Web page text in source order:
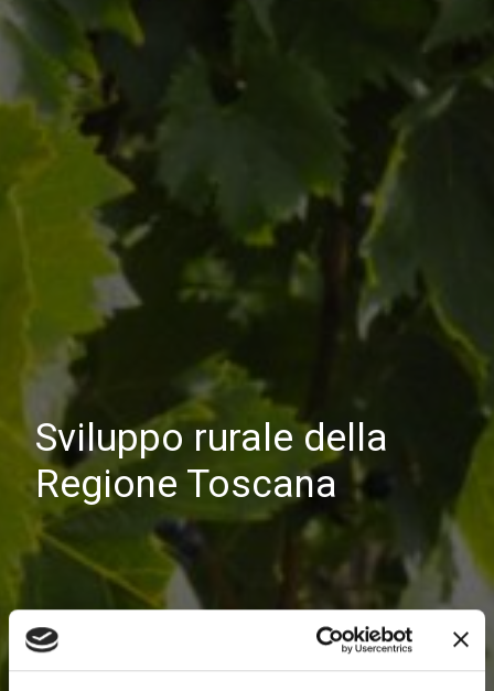
Sviluppo rurale della
Regione Toscana